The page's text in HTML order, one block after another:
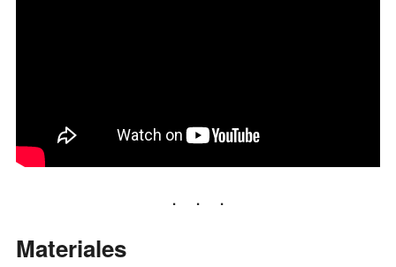
Materiales